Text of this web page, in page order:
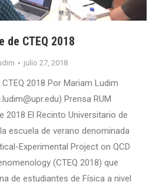
de CTEQ 2018
julio 27, 2018
2018 Por Mariam Ludim
Prensa RUM
2018 El Recinto Universitario de
escuela de verano denominada
Experimental Project on QCD
(CTEQ 2018) que
de estudiantes de Física a nivel